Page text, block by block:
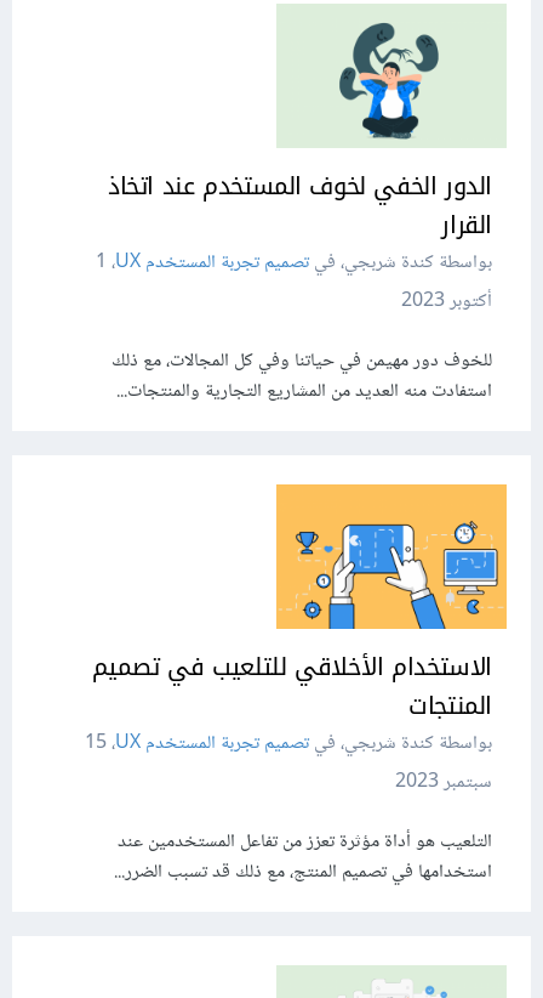
الدور الخفي لخوف المستخدم عند اتخاذ
القرار
بواسطة كندة شربجي، فيتصميم تجربة المستخدم UX ، 1
أكتوبر 2023
للخوف دور مهيمن في حياتنا وفي كل المجالات، مع ذلك
استفادت منه العديد من المشاريع التجارية والمنتجات...
الاستخدام الأخلاقي للتلعيب في تصميم
المنتجات
بواسطة كندة شربجي، فيتصميم تجربة المستخدم UX ،15
سبتمبر 2023
التلعيب هو أداة مؤثرة تعزز من تفاعل المستخدمين عند
استخدامها في تصميم المنتج، مع ذلك قد تسبب الضرر...